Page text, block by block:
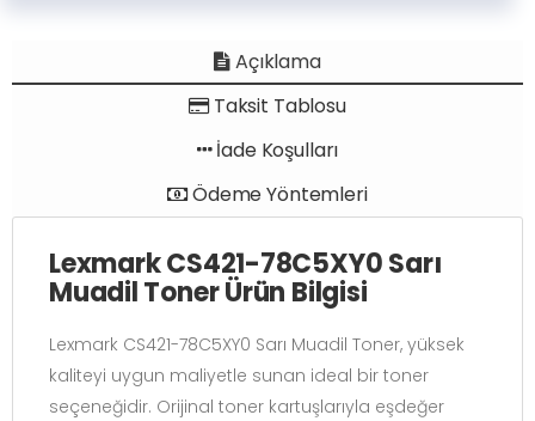
Açıklama
Taksit Tablosu
İade Koşulları
Ödeme Yöntemleri
Lexmark CS421-78C5XY0 Sarı
Muadil Toner Ürün Bilgisi
Lexmark CS421-78C5XY0 Sarı Muadil Toner, yüksek
kaliteyi uygun maliyetle sunan ideal bir toner
seçeneğidir. Orijinal toner kartuşlarıyla eşdeğer